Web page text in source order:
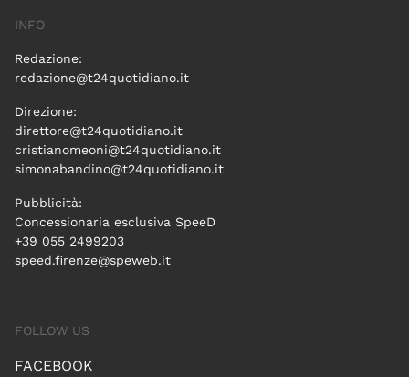
INFO
Redazione:
redazione@t24quotidiano.it
Direzione:
direttore@t24quotidiano.it
cristianomeoni@t24quotidiano.it
simonabandino@t24quotidiano.it
Pubblicità:
Concessionaria esclusiva SpeeD
+39 055 2499203
speed.firenze@speweb.it
FOLLOW US
FACEBOOK